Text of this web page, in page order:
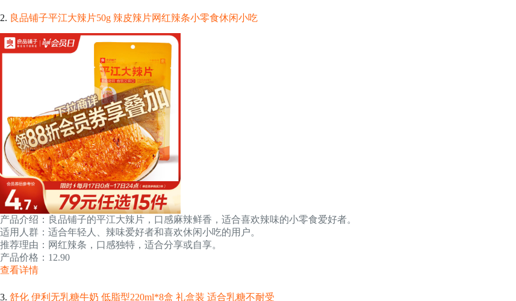
2. 良品铺子平江大辣片50g 辣皮辣片网红辣条小零食休闲小吃
产品介绍：良品铺子的平江大辣片，口感麻辣鲜香，适合喜欢辣味的小零食爱好者。
适用人群：适合年轻人、辣味爱好者和喜欢休闲小吃的用户。
推荐理由：网红辣条，口感独特，适合分享或自享。
产品价格：12.90
查看详情
3. 舒化 伊利无乳糖牛奶 低脂型220ml*8盒 礼盒装 适合乳糖不耐受